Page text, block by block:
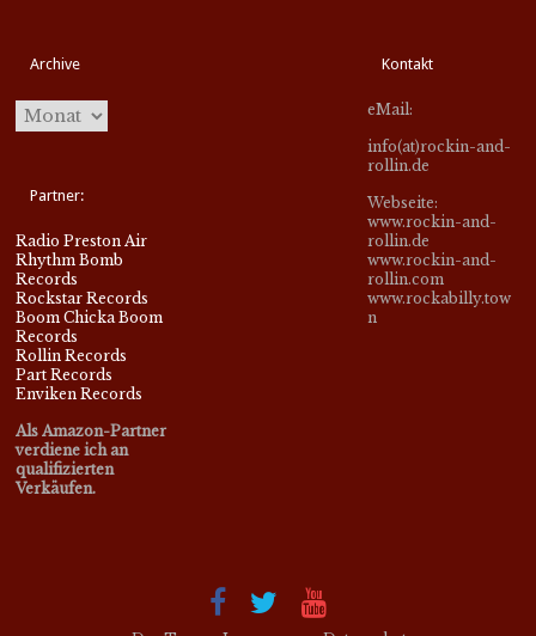
Archive
Partner:
Radio Preston Air
Rhythm Bomb
Records
Rockstar Records
Boom Chicka Boom
Records
Rollin Records
Part Records
Enviken Records
Als Amazon-Partner
verdiene ich an
qualifizierten
Verkäufen.
Kontakt
eMail:
info(at)rockin-and-
rollin.de
Webseite:
www.rockin-and-
rollin.de
www.rockin-and-
rollin.com
www.rockabilly.tow
n